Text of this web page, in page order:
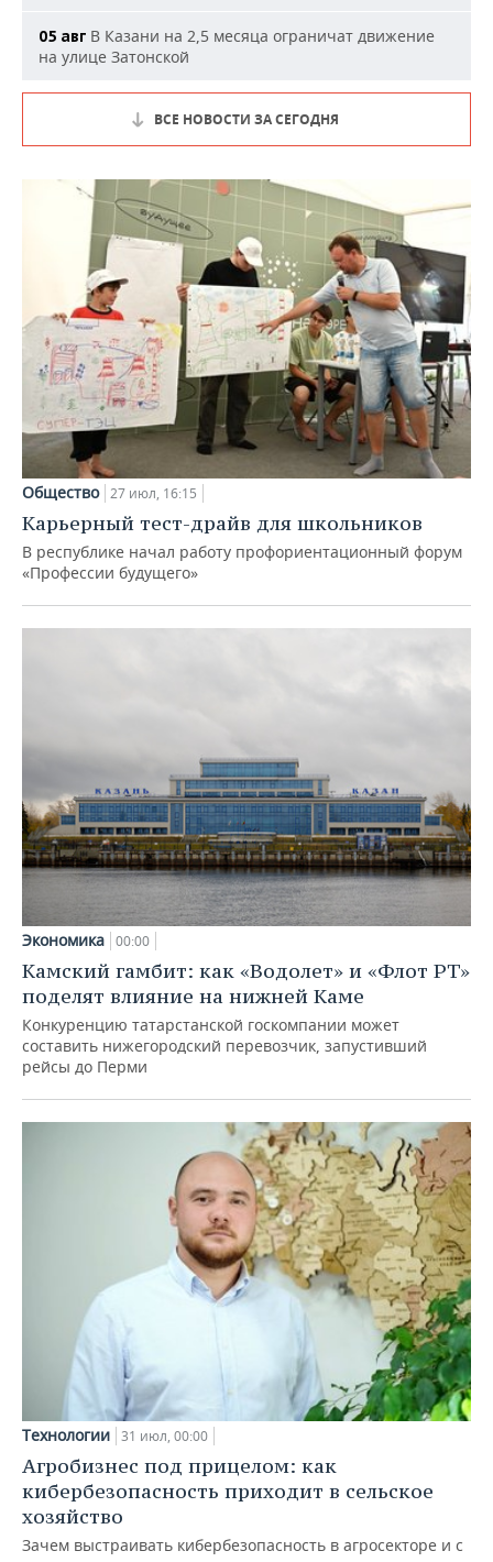
05 авг В Казани на 2,5 месяца ограничат движение
на улице Затонской
ВСЕ НОВОСТИ ЗА СЕГОДНЯ
Общество 27 июл, 16:15
Карьерный тест-драйв для школьников
В республике начал работу профориентационный форум
«Профессии будущего»
Экономика 00:00
Камский гамбит: как «Водолет» и «Флот РТ»
поделят влияние на нижней Каме
Конкуренцию татарстанской госкомпании может
составить нижегородский перевозчик, запустивший
рейсы до Перми
Технологии 31 июл, 00:00
Агробизнес под прицелом: как
кибербезопасность приходит в сельское
хозяйство
Зачем выстраивать кибербезопасность в агросекторе и с